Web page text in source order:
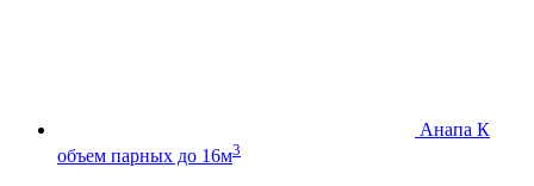
Анапа К
объем парных до 16м3